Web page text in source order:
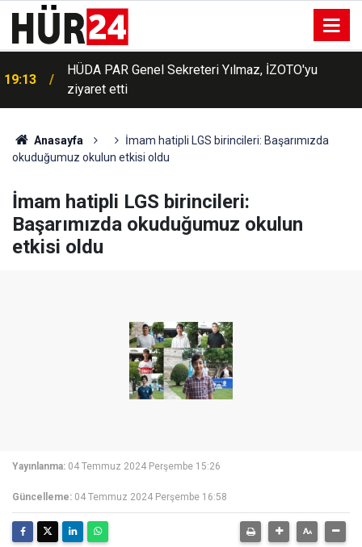
19:13
HÜDA PAR Genel Sekreteri Yılmaz, İZOTO'yu
ziyaret etti
Anasayfa
​​​​İmam hatipli LGS birincileri: Başarımızda
okuduğumuz okulun etkisi oldu
​​​​İmam hatipli LGS birincileri:
Başarımızda okuduğumuz okulun
etkisi oldu
Yayınlanma: 04 Temmuz 2024 Perşembe 15:26
Güncelleme: 04 Temmuz 2024 Perşembe 16:58